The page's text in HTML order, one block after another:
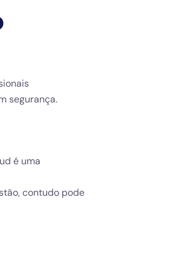
segurança.
é uma
contudo pode